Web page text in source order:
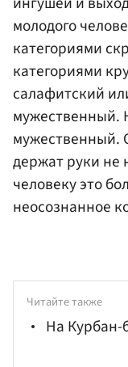
молодого
категориями
категориями
салафитский
мужественный.
мужественный.
держат руки не
человеку это
неосознанное
Читайте также
На Курбан-